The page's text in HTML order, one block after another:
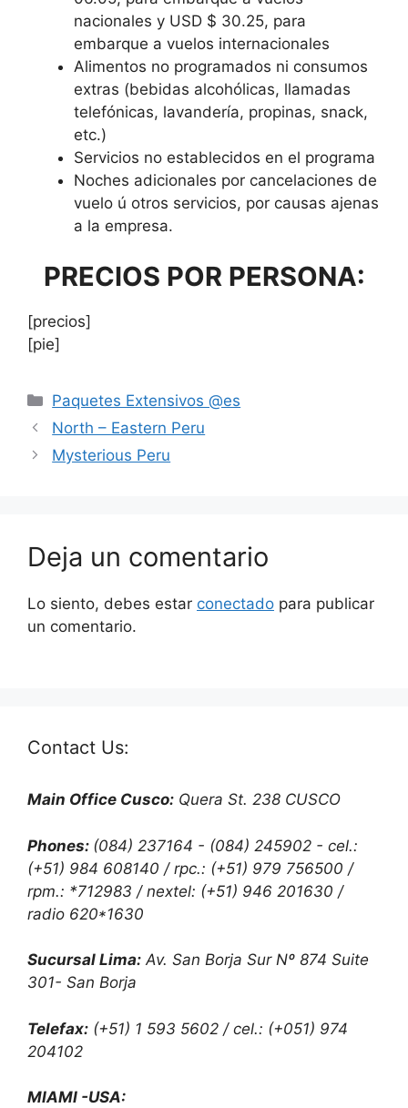
nacionales y USD $ 30.25, para
embarque a vuelos internacionales
Alimentos no programados ni consumos
extras (bebidas alcohólicas, llamadas
telefónicas, lavandería, propinas, snack,
etc.)
Servicios no establecidos en el programa
Noches adicionales por cancelaciones de
vuelo ú otros servicios, por causas ajenas
a la empresa.
PRECIOS POR PERSONA:
[precios]
[pie]
Paquetes Extensivos @es
North – Eastern Peru
Mysterious Peru
Deja un comentario
Lo siento, debes estar conectado para publicar
un comentario.
Contact Us:
Main Office Cusco: Quera St. 238 CUSCO
Phones: (084) 237164 - (084) 245902 - cel.:
(+51) 984 608140 / rpc.: (+51) 979 756500 /
rpm.: *712983 / nextel: (+51) 946 201630 /
radio 620*1630
Sucursal Lima: Av. San Borja Sur Nº 874 Suite
301- San Borja
Telefax: (+51) 1 593 5602 / cel.: (+051) 974
204102
MIAMI -USA: